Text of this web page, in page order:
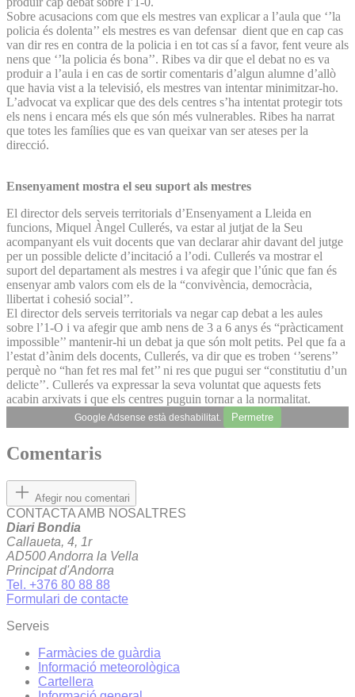
Sobre acusacions com que els mestres van explicar a l’aula que ‘’la
policia és dolenta’’ els mestres es van defensar dient que en cap cas
van dir res en contra de la policia i en tot cas sí a favor, fent veure als
nens que ‘’la policia és bona’’. Ribes va dir que el debat no es va
produir a l’aula i en cas de sortir comentaris d’algun alumne d’allò
que havia vist a la televisió, els mestres van intentar minimitzar-ho.
L’advocat va explicar que des dels centres s’ha intentat protegir tots
els nens i encara més els que són més vulnerables. Ribes ha narrat
que totes les famílies que es van queixar van ser ateses per la
direcció.
Ensenyament mostra el seu suport als mestres
El director dels serveis territorials d’Ensenyament a Lleida en
funcions, Miquel Àngel Cullerés, va estar al jutjat de la Seu
acompanyant els vuit docents que van declarar ahir davant del jutge
per un possible delicte d’incitació a l’odi. Cullerés va mostrar el
suport del departament als mestres i va afegir que l’únic que fan és
ensenyar amb valors com els de la “convivència, democràcia,
llibertat i cohesió social’’.
El director dels serveis territorials va negar cap debat a les aules
sobre l’1-O i va afegir que amb nens de 3 a 6 anys és “pràcticament
impossible’’ mantenir-hi un debat ja que són molt petits. Pel que fa a
l’estat d’ànim dels docents, Cullerés, va dir que es troben ‘’serens’’
perquè no “han fet res mal fet’’ ni res que pugui ser “constitutiu d’un
delicte’’. Cullerés va expressar la seva voluntat que aquests fets
acabin arxivats i que els centres puguin tornar a la normalitat.
Google Adsense està deshabilitat. Permetre
Comentaris
Afegir nou comentari
CONTACTA AMB NOSALTRES
Diari Bondia
Callaueta, 4, 1r
AD500 Andorra la Vella
Principat d'Andorra
Tel. +376 80 88 88
Formulari de contacte
Serveis
Farmàcies de guàrdia
Informació meteorològica
Cartellera